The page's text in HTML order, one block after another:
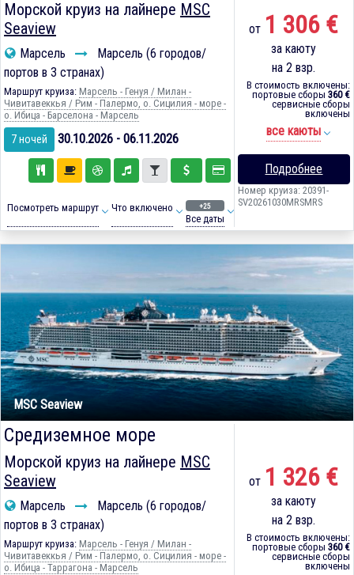
Морской круиз на лайнере MSC
Seaview
Марсель
Марсель (6 городов/
портов в 3 странах)
Маршрут круиза: Марсель - Генуя / Милан -
Чивитавеккья / Рим - Палермо, о. Сицилия - море -
о. Ибица - Барселона - Марсель
7 ночей 30.10.2026 - 06.11.2026
Посмотреть маршрут Что включено +25
Все даты
от 1 306 €
за каюту
на 2 взр.
В стоимость включены:
портовые сборы 360 €
сервисные сборы
включены
все каюты
Подробнее
Номер круиза: 20391-
SV20261030MRSMRS
MSC Seaview
Средиземное море
Морской круиз на лайнере MSC
Seaview
Марсель
Марсель (6 городов/
портов в 3 странах)
Маршрут круиза: Марсель - Генуя / Милан -
Чивитавеккья / Рим - Палермо, о. Сицилия - море -
о. Ибица - Таррагона - Марсель
от 1 326 €
за каюту
на 2 взр.
В стоимость включены:
портовые сборы 360 €
сервисные сборы
включены